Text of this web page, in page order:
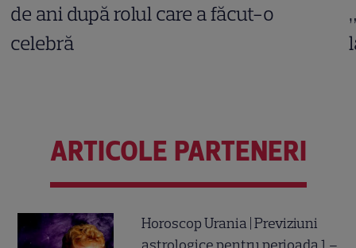
de ani după rolul care a făcut-o
celebră
ARTICOLE PARTENERI
Horoscop Urania | Previziuni